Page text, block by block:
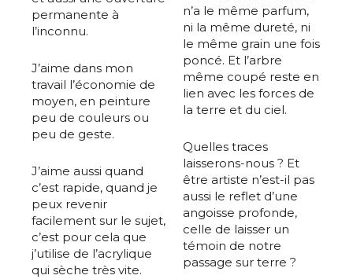
permanente à
l’inconnu.
J’aime dans mon
travail l’économie de
moyen, en peinture
peu de couleurs ou
peu de geste.
J’aime aussi quand
c’est rapide, quand je
peux revenir
facilement sur le sujet,
c’est pour cela que
j’utilise de l’acrylique
qui sèche très vite.
n’a le même parfum,
ni la même dureté, ni
le même grain une fois
poncé. Et l’arbre
même coupé reste en
lien avec les forces de
la terre et du ciel.
Quelles traces
laisserons-nous ? Et
être artiste n’est-il pas
aussi le reflet d’une
angoisse profonde,
celle de laisser un
témoin de notre
passage sur terre ?